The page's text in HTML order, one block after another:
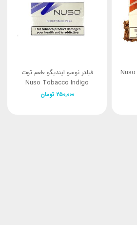
فیلتر نوسو برنز طعم تنباکو Nuso
فیلتر نوسو ایندیگو طعم توت
Nuso Tobacco Indigo
تومان۲۵۰,۰۰۰